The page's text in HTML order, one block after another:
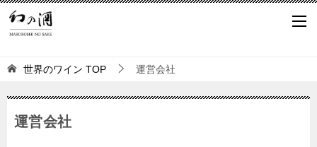
世界のワイン TOP 運営会社
運営会社